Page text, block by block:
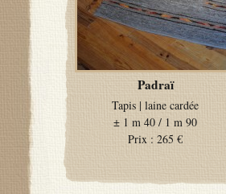
Padraï
Tapis | laine cardée
± 1 m 40 / 1 m 90
Prix : 265 €